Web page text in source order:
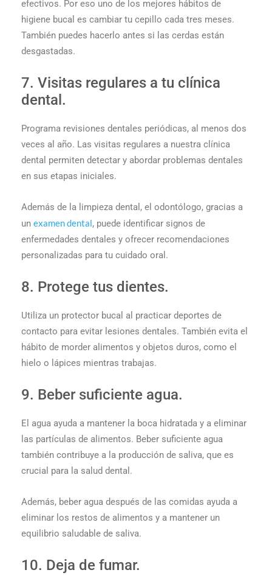
efectivos. Por eso uno de los mejores hábitos de
higiene bucal es cambiar tu cepillo cada tres meses.
También puedes hacerlo antes si las cerdas están
desgastadas.
7. Visitas regulares a tu clínica
dental.
Programa revisiones dentales periódicas, al menos dos
veces al año. Las visitas regulares a nuestra clínica
dental permiten detectar y abordar problemas dentales
en sus etapas iniciales.
Además de la limpieza dental, el odontólogo, gracias a
un examen dental, puede identificar signos de
enfermedades dentales y ofrecer recomendaciones
personalizadas para tu cuidado oral.
8. Protege tus dientes.
Utiliza un protector bucal al practicar deportes de
contacto para evitar lesiones dentales. También evita el
hábito de morder alimentos y objetos duros, como el
hielo o lápices mientras trabajas.
9. Beber suficiente agua.
El agua ayuda a mantener la boca hidratada y a eliminar
las partículas de alimentos. Beber suficiente agua
también contribuye a la producción de saliva, que es
crucial para la salud dental.
Además, beber agua después de las comidas ayuda a
eliminar los restos de alimentos y a mantener un
equilibrio saludable de saliva.
10. Deja de fumar.